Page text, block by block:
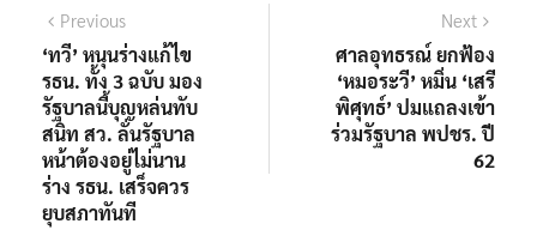
แนะแนว
เรื่อง
PreviousPrevious
post:
‘ทวี’ หนุนร่างแก้ไข
รธน. ทั้ง 3 ฉบับ มอง
รัฐบาลนี้บุญหล่นทับ
สนิท สว. ลั่นรัฐบาล
หน้าต้องอยู่ไม่นาน
ร่าง รธน. เสร็จควร
ยุบสภาทันที
Next
ศาลอุทธรณ์ ยกฟ้อง
‘หมอระวี’ หมิ่น ‘เสรี
พิศุทธ์’ ปมแถลงเข้า
ร่วมรัฐบาล พปชร. ปี
62